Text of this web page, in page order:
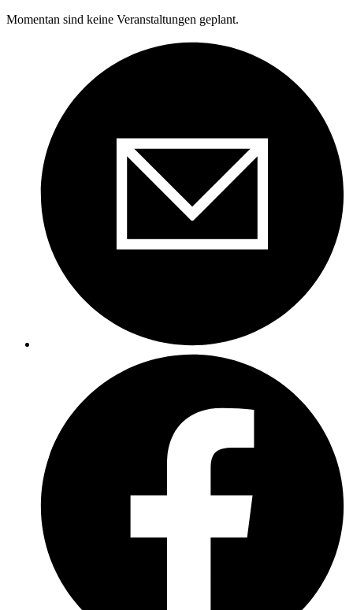
Momentan sind keine Veranstaltungen geplant.